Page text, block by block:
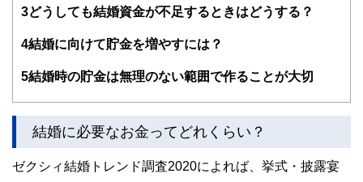
3どうしても結婚資金が不足するときはどうする？
4結婚に向けて貯金を増やすには？
5結婚時の貯金は無理のない範囲で作ることが大切
結婚に必要なお金ってどれくらい？
ゼクシィ結婚トレンド調査2020によれば、挙式・披露宴